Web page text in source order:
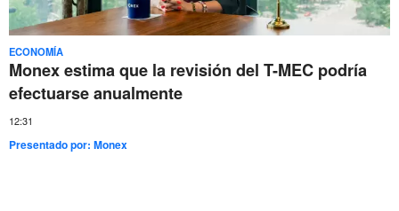
ECONOMÍA
Monex estima que la revisión del T-MEC podría
efectuarse anualmente
12:31
Presentado por:Monex